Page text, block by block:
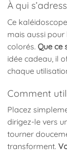
À qui
Ce
mais aussi pour
colorés. Que ce
idée cadeau, il
chaque
Comment
Placez
dirigez-le vers
tourner
transforment.